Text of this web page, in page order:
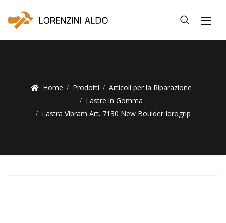
Home Prodotti
Articoli per la Riparazione
Lastre in Gomma
Lastra Vibram Art. 7130 New Boulder Idrogrip